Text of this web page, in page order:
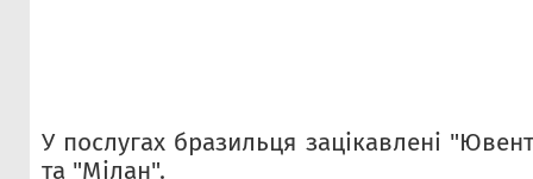
У послугах бразильця зацікавлені
та "Мілан".